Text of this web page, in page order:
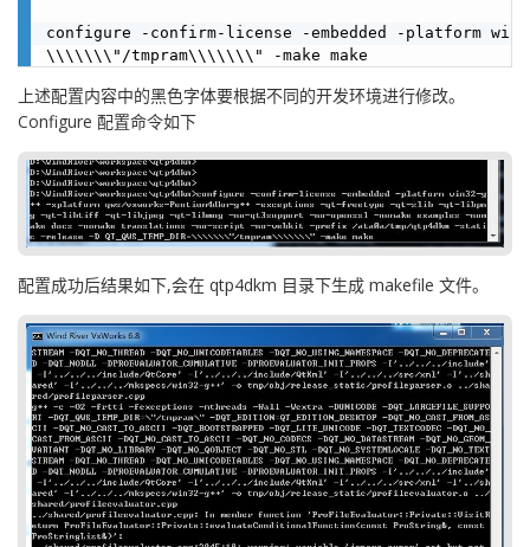
configure -confirm-license -embedded -platform
上述配置内容中的黑色字体要根据不同的开发环境进行修改。
Configure 配置命令如下
配置成功后结果如下,会在 qtp4dkm 目录下生成 makefile 文件。